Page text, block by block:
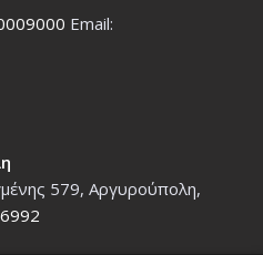
Εmail:
579, Αργυρούπολη,